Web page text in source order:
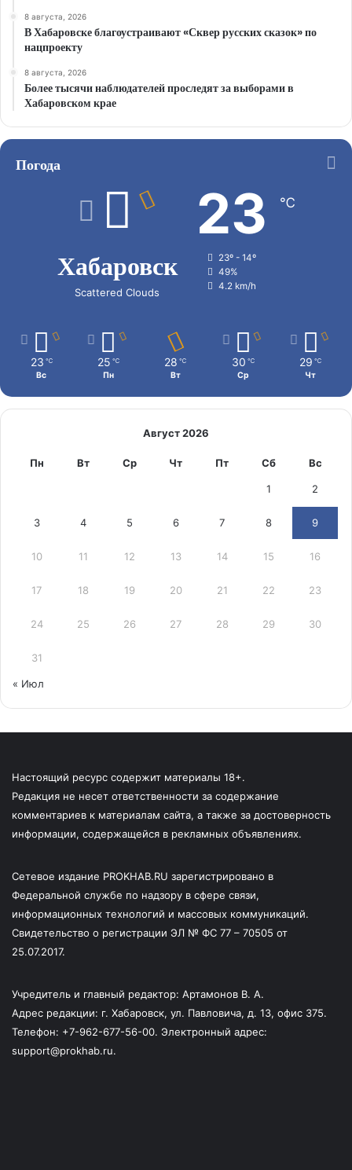
8 августа, 2026
В Хабаровске благоустраивают «Сквер русских сказок» по
нацпроекту
8 августа, 2026
Более тысячи наблюдателей проследят за выборами в
Хабаровском крае
Погода
Хабаровск
Scattered Clouds
23 ℃
23º - 14º
49%
4.2 km/h
23 ℃
Вс
25 ℃
Пн
28 ℃
Вт
30 ℃
Ср
29 ℃
Чт
Август 2026
Пн Вт Ср Чт Пт Сб Вс
1 2
3 4 5 6 7 8 9
10 11 12 13 14 15 16
17 18 19 20 21 22 23
24 25 26 27 28 29 30
31
« Июл
Настоящий ресурс содержит материалы 18+.
Редакция не несет ответственности за содержание
комментариев к материалам сайта, а также за достоверность
информации, содержащейся в рекламных объявлениях.
Сетевое издание PROKHAB.RU зарегистрировано в
Федеральной службе по надзору в сфере связи,
информационных технологий и массовых коммуникаций.
Свидетельство о регистрации ЭЛ № ФС 77 – 70505 от
25.07.2017.
Учредитель и главный редактор: Артамонов В. А.
Адрес редакции: г. Хабаровск, ул. Павловича, д. 13, офис 375.
Телефон: +7-962-677-56-00. Электронный адрес:
support@prokhab.ru.